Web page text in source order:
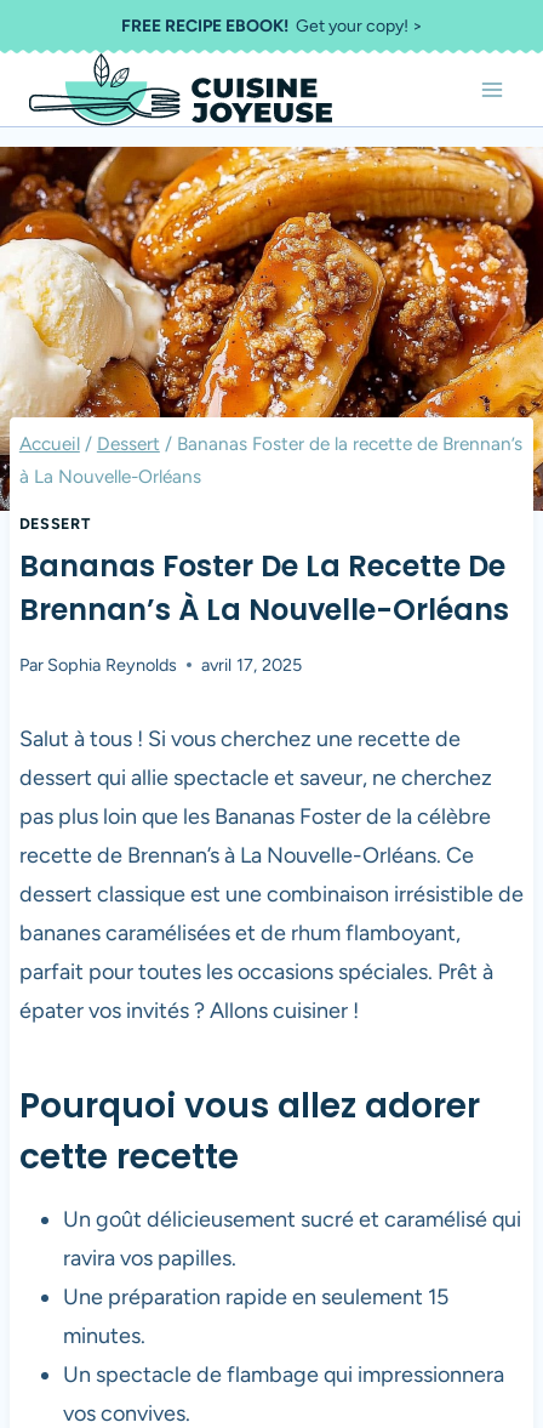
au
contenu
FREE RECIPE EBOOK!Get your copy! >
Accueil / Dessert / Bananas Foster de la recette de Brennan’s
à La Nouvelle-Orléans
DESSERT
Bananas Foster De La Recette De
Brennan’s À La Nouvelle-Orléans
Par Sophia Reynolds avril 17, 2025
Salut à tous ! Si vous cherchez une recette de
dessert qui allie spectacle et saveur, ne cherchez
pas plus loin que les Bananas Foster de la célèbre
recette de Brennan’s à La Nouvelle-Orléans. Ce
dessert classique est une combinaison irrésistible de
bananes caramélisées et de rhum flamboyant,
parfait pour toutes les occasions spéciales. Prêt à
épater vos invités ? Allons cuisiner !
Pourquoi vous allez adorer
cette recette
Un goût délicieusement sucré et caramélisé qui
ravira vos papilles.
Une préparation rapide en seulement 15
minutes.
Un spectacle de flambage qui impressionnera
vos convives.